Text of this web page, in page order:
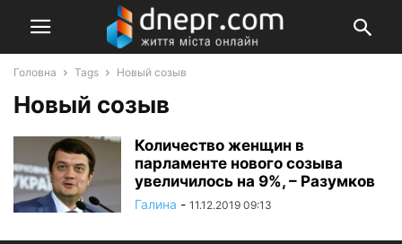
Головна Tags Новый созыв
Новый созыв
Количество женщин в
парламенте нового созыва
увеличилось на 9%, – Разумков
Галина - 11.12.2019 09:13